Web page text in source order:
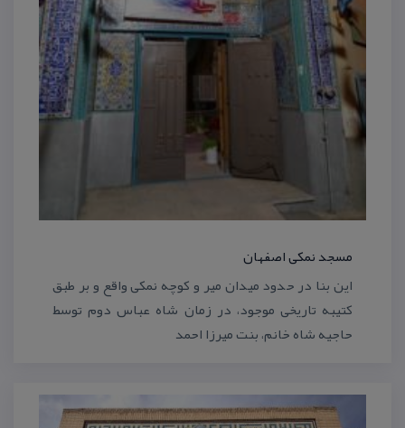
مسجد نمكی اصفهان
این بنا در حدود میدان میر و كوچه نمكی واقع و بر طبق
كتیبه تاریخی موجود، در زمان شاه عباس دوم توسط
حاجیه شاه خانم، بنت میرزا احمد